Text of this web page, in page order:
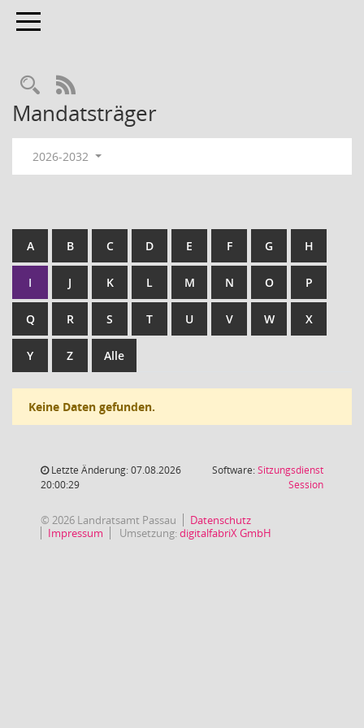
Toggle navigation
RSS-Feed
Mandatsträger
2026-2032
A B C D E F G H
I J K L M N O P
Q R S T U V W X
Y Z Alle
Keine Daten gefunden.
Letzte Änderung: 07.08.2026
20:00:29
Software:Sitzungsdienst
Session(Wird in
© 2026 Landratsamt Passau
Datenschutz
Impressum
Umsetzung:digitalfabriX GmbH